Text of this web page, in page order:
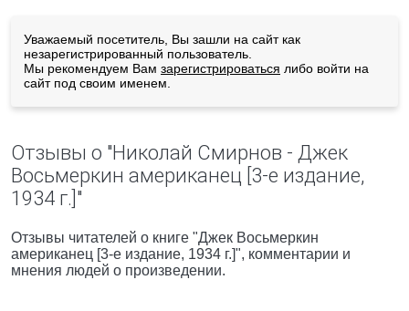
Уважаемый посетитель, Вы зашли на сайт как
незарегистрированный пользователь.
Мы рекомендуем Вам зарегистрироваться либо войти на
сайт под своим именем.
Отзывы о "Николай Смирнов - Джек
Восьмеркин американец [3-е издание,
1934 г.]"
Отзывы читателей о книге "Джек Восьмеркин
американец [3-е издание, 1934 г.]", комментарии и
мнения людей о произведении.